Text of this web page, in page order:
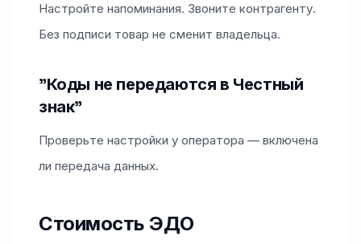
Настройте напоминания. Звоните контрагенту.
Без подписи товар не сменит владельца.
"Коды не передаются в Честный
знак"
Проверьте настройки у оператора — включена
ли передача данных.
Стоимость ЭДО